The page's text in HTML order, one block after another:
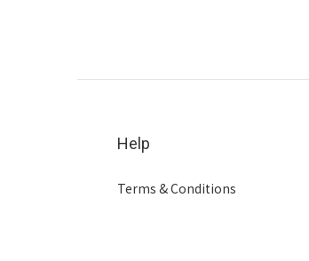
Help
Terms & Conditions